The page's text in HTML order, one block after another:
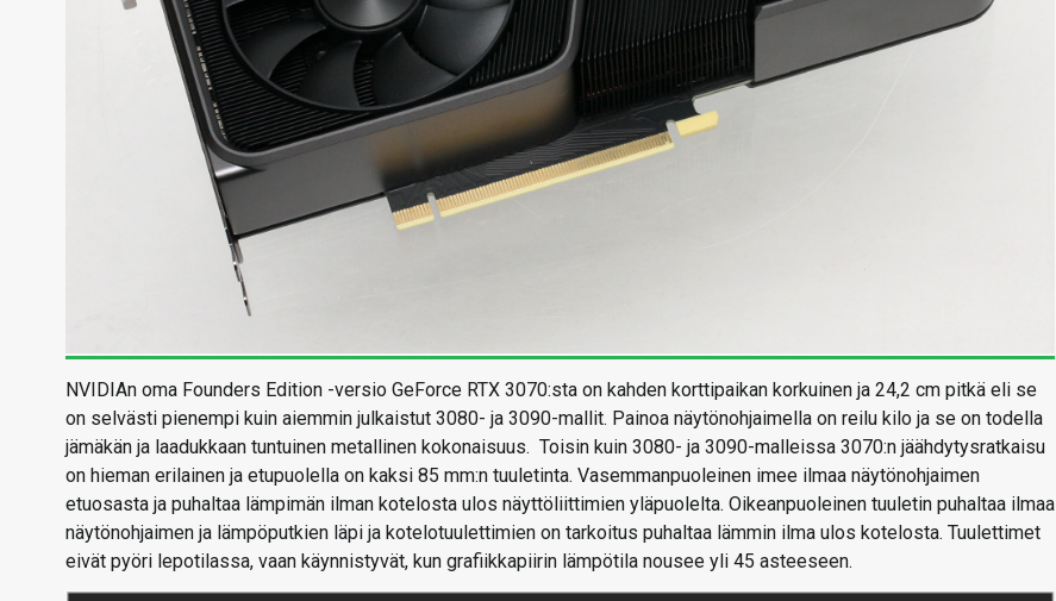
NVIDIAn oma Founders Edition -versio GeForce RTX 3070:sta on kahden korttipaikan korkuinen ja 24,2 cm pitkä eli se
on selvästi pienempi kuin aiemmin julkaistut 3080- ja 3090-mallit. Painoa näytönohjaimella on reilu kilo ja se on todella
jämäkän ja laadukkaan tuntuinen metallinen kokonaisuus. Toisin kuin 3080- ja 3090-malleissa 3070:n jäähdytysratkaisu
on hieman erilainen ja etupuolella on kaksi 85 mm:n tuuletinta. Vasemmanpuoleinen imee ilmaa näytönohjaimen
etuosasta ja puhaltaa lämpimän ilman kotelosta ulos näyttöliittimien yläpuolelta. Oikeanpuoleinen tuuletin puhaltaa ilmaa
näytönohjaimen ja lämpöputkien läpi ja kotelotuulettimien on tarkoitus puhaltaa lämmin ilma ulos kotelosta. Tuulettimet
eivät pyöri lepotilassa, vaan käynnistyvät, kun grafiikkapiirin lämpötila nousee yli 45 asteeseen.